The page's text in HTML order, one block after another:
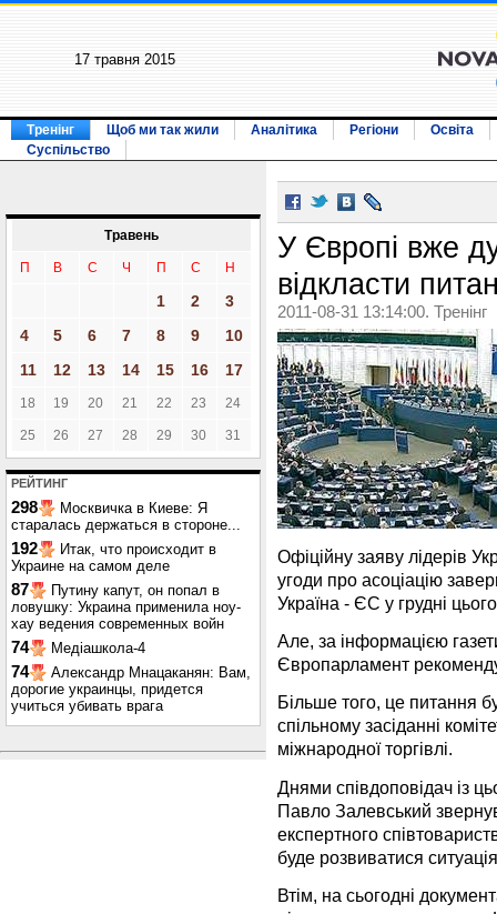
17 травня 2015
Тренінг Щоб ми так жили Аналітика Регіони
Освіта
Суспільство
Травень
П В С Ч П С Н
1 2
3
4
5 6 7 8 9
10
11
12 13 14 15 16 17
18 19 20 21 22 23 24
25 26 27 28 29 30 31
РЕЙТИНГ
298
Москвичка в Киеве: Я
старалась держаться в стороне...
192
Итак, что происходит в
Украине на самом деле
87
Путину капут, он попал в
ловушку: Украина применила ноу-
хау ведения современных войн
74 Медіашкола-4
74
Александр Мнацаканян: Вам,
дорогие украинцы, придется
учиться убивать врага
У Європі вже
відкласти
2011-08-31 13:14:00. Тренінг
Офіційну заяву лідерів
угоди про асоціацію
Україна - ЄС у грудні
Але, за інформацією
Європарламент
Більше того, це питання
спільному засіданні
міжнародної торгівлі.
Днями співдоповідач із
Павло Залевський
експертного
буде розвиватися
Втім, на сьогодні